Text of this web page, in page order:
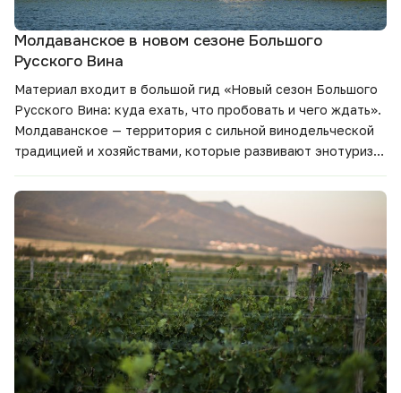
Молдаванское в новом сезоне Большого
Русского Вина
Материал входит в большой гид «Новый сезон Большого
Русского Вина: куда ехать, что пробовать и чего ждать».
Молдаванское — территория с сильной винодельческой
традицией и хозяйствами, которые развивают энотуризм,
материале — что меняется в регионе, какие вина стоит
попробовать и зачем включить Долину Лефкадия в
маршрут нового сезона.